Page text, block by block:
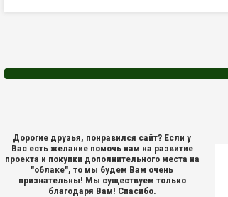
Дорогие друзья, понравился сайт? Если у
Вас есть желание помочь нам на развитие
проекта и покупки дополнительного места на
"облаке", то мы будем Вам очень
признательны! Мы существуем только
благодаря Вам! Спасибо.